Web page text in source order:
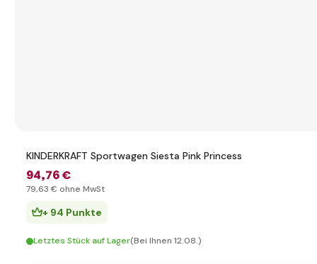
KINDERKRAFT Sportwagen Siesta Pink Princess
94,76 €
79,63 € ohne MwSt
+ 94 Punkte
Letztes Stück auf Lager(Bei Ihnen 12.08.)